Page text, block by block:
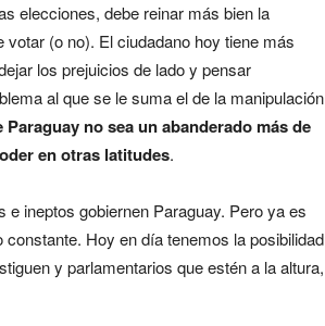
elecciones, debe reinar más bien la
(o no). El ciudadano hoy tiene más
los prejuicios de lado y pensar
al que se le suma el de la manipulación
no sea un abanderado más de
en otras latitudes.
ineptos gobiernen Paraguay. Pero ya es
Hoy en día tenemos la posibilidad
y parlamentarios que estén a la altura,